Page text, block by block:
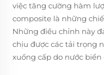
việc tăng cường hàm
composite là những
Những điều chỉnh này
chịu được các tải trọng
xuống cấp do nước biển